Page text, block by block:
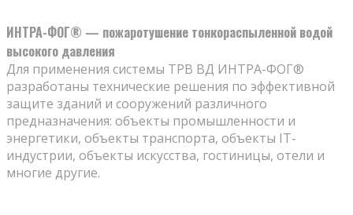
ИНТРА-ФОГ® — пожаротушение тонкораспыленной водой
высокого давления
Для применения системы ТРВ ВД ИНТРА-ФОГ®
разработаны технические решения по эффективной
защите зданий и сооружений различного
предназначения: объекты промышленности и
энергетики, объекты транспорта, объекты IT-
индустрии, объекты искусства, гостиницы, отели и
многие другие.